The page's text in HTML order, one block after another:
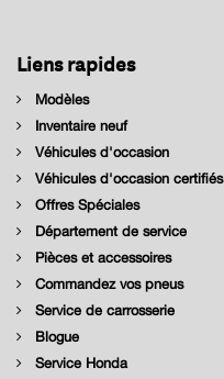
Liens rapides
Modèles
Inventaire neuf
Véhicules d'occasion
Véhicules d'occasion certifiés
Offres Spéciales
Département de service
Pièces et accessoires
Commandez vos pneus
Service de carrosserie
Blogue
Service Honda